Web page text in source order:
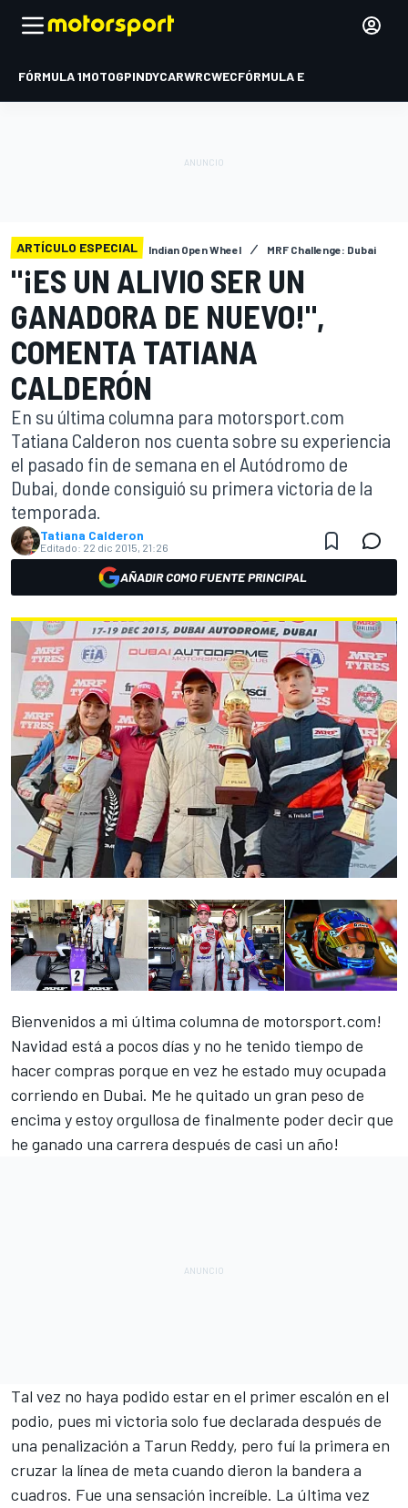
FÓRMULA 1MOTOGPINDYCARWRCWECFÓRMULA E
ARTÍCULO ESPECIAL Indian Open Wheel MRF Challenge: Dubai
"¡ES UN ALIVIO SER UN
GANADORA DE NUEVO!",
COMENTA TATIANA
CALDERÓN
En su última columna para motorsport.com
Tatiana Calderon nos cuenta sobre su experiencia
el pasado fin de semana en el Autódromo de
Dubai, donde consiguió su primera victoria de la
temporada.
Tatiana Calderon
Editado: 22 dic 2015, 21:26
AÑADIR COMO FUENTE PRINCIPAL
Bienvenidos a mi última columna de motorsport.com!
Navidad está a pocos días y no he tenido tiempo de
hacer compras porque en vez he estado muy ocupada
corriendo en Dubai. Me he quitado un gran peso de
encima y estoy orgullosa de finalmente poder decir que
he ganado una carrera después de casi un año!
Tal vez no haya podido estar en el primer escalón en el
podio, pues mi victoria solo fue declarada después de
una penalización a Tarun Reddy, pero fuí la primera en
cruzar la línea de meta cuando dieron la bandera a
cuadros. Fue una sensación increíble. La última vez